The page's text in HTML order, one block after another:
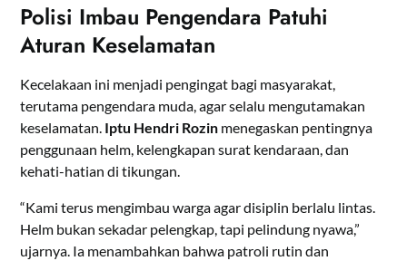
Polisi Imbau Pengendara Patuhi
Aturan Keselamatan
Kecelakaan ini menjadi pengingat bagi masyarakat,
terutama pengendara muda, agar selalu mengutamakan
keselamatan. Iptu Hendri Rozin menegaskan pentingnya
penggunaan helm, kelengkapan surat kendaraan, dan
kehati-hatian di tikungan.
“Kami terus mengimbau warga agar disiplin berlalu lintas.
Helm bukan sekadar pelengkap, tapi pelindung nyawa,”
ujarnya. Ia menambahkan bahwa patroli rutin dan